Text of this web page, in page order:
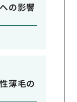
の影響
薄毛の